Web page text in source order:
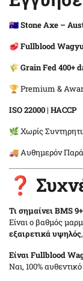
🇦🇺Stone Axe –
🥩Fullblood
🌾Grain Fed 400+
🏆 Premium &
ISO 22000 | HACCP
🌿 Χωρίς
🚚 Αυθημερόν
❓
Τι σημαίνει BMS
Είναι ο βαθμός
εξαιρετικά υψηλός
Είναι Fullblood
Ναι, 100%